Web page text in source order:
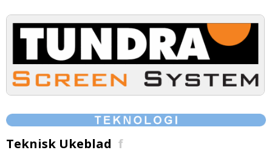
Teknisk Ukeblad f